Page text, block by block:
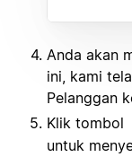
Anda akan
ini, kami
Pelanggan
Klik tombol
untuk